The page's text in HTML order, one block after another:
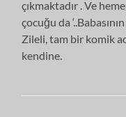
çıkmaktadır . Ve
çocuğu da
Zileli, tam bir komik
kendine.